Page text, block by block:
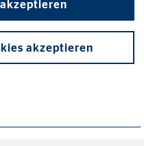
Teams
akzeptieren